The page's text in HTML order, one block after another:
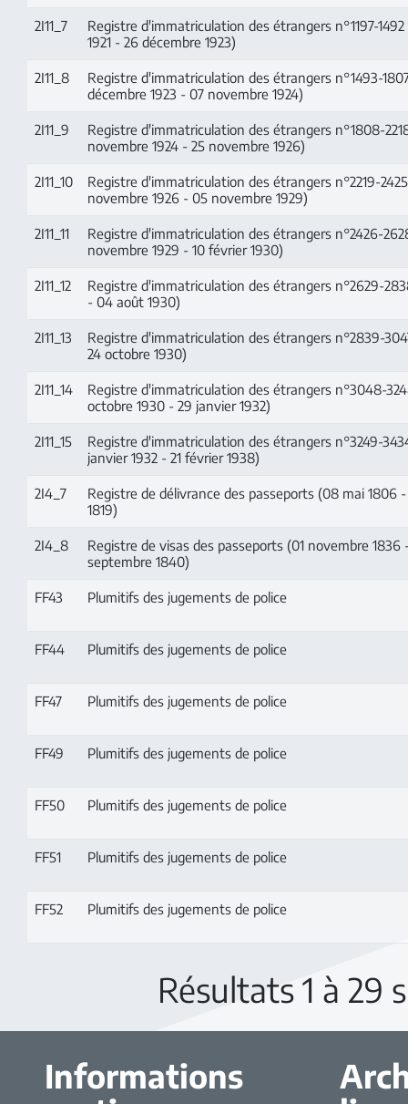
2I11_7
Registre d'immatriculation des étrangers n°1197-1492
1921 - 26 décembre 1923)
2I11_8
Registre d'immatriculation des étrangers n°1493-
décembre 1923 - 07 novembre 1924)
2I11_9
Registre d'immatriculation des étrangers n°1808-
novembre 1924 - 25 novembre 1926)
2I11_10
Registre d'immatriculation des étrangers n°2219-
novembre 1926 - 05 novembre 1929)
2I11_11
Registre d'immatriculation des étrangers n°2426-
novembre 1929 - 10 février 1930)
2I11_12
Registre d'immatriculation des étrangers n°2629-
- 04 août 1930)
2I11_13
Registre d'immatriculation des étrangers n°2839-
24 octobre 1930)
2I11_14
Registre d'immatriculation des étrangers n°3048-
octobre 1930 - 29 janvier 1932)
2I11_15
Registre d'immatriculation des étrangers n°3249-
janvier 1932 - 21 février 1938)
2I4_7
Registre de délivrance des passeports (08 mai 1806
1819)
2I4_8
Registre de visas des passeports (01 novembre 1836
septembre 1840)
FF43 Plumitifs des jugements de police
FF44 Plumitifs des jugements de police
FF47 Plumitifs des jugements de police
FF49 Plumitifs des jugements de police
FF50 Plumitifs des jugements de police
FF51 Plumitifs des jugements de police
FF52 Plumitifs des jugements de police
Résultats 1 à
Informations